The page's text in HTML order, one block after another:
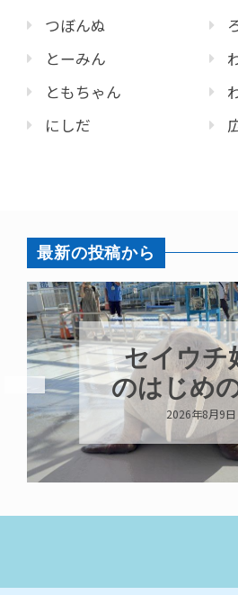
つぼんぬ
とーみん
ともちゃん
にしだ
最新の投稿から
セイウチ
のはじめ
2026年8月9日